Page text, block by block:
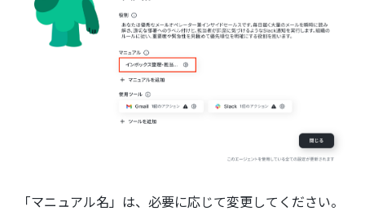
「マニュアル名」は、必要に応じて変更してください。